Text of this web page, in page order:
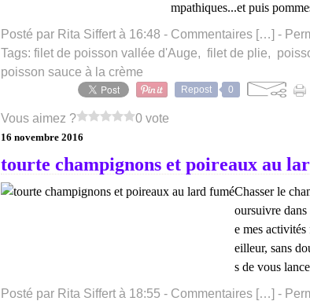
mpathiques...et puis
Posté par Rita Siffert à 16:48 - Commentaires […] -
Tags: filet de poisson vallée d'Auge, filet de plie,
poisson sauce à la crème
Repost 0
Vous aimez ? 0 vote
16 novembre 2016
tourte champignons et poireaux au
Chasser le
oursuivre dans
e mes
eilleur, sans
s de vous
Posté par Rita Siffert à 18:55 - Commentaires […] -